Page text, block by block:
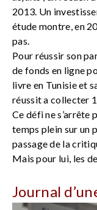
2013. Un
étude montre, en
pas.
Pour réussir son
de fonds en ligne
livre en Tunisie et
réussit a collecter
Ce défi ne s’arrête
temps plein sur un
passage de la
Mais pour lui, les
Journal